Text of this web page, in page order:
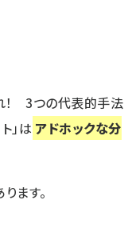
！ 3つの代表的手法
」は アドホックな分
ます。